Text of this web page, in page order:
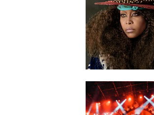
NEWS
FOTO
CONCORSI
EVENTI